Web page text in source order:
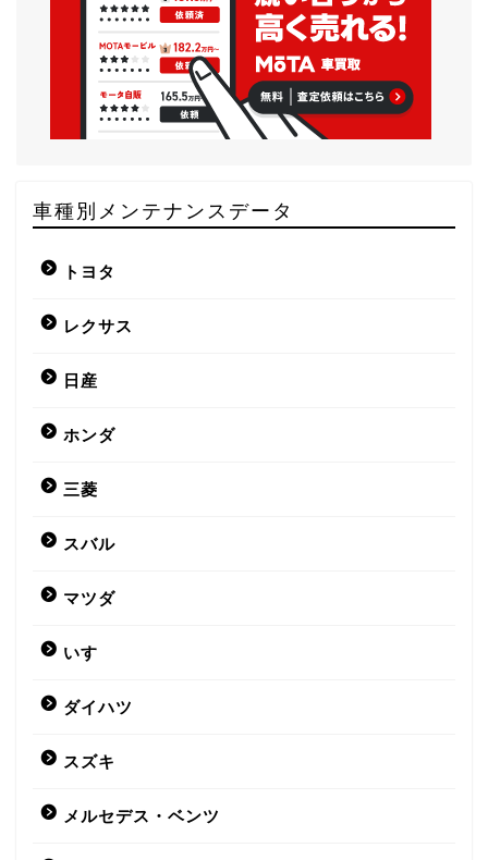
車種別メンテナンスデータ
トヨタ
レクサス
日産
ホンダ
三菱
スバル
マツダ
いすゞ
ダイハツ
スズキ
メルセデス・ベンツ